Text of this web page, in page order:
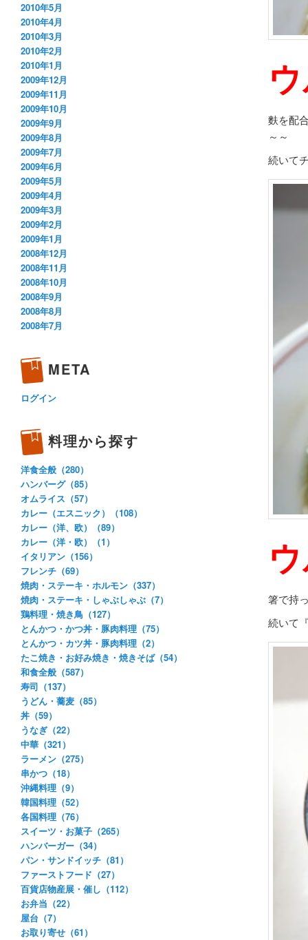
麩を配
～～
続いて
箸で持
続いて
2010年5月
2010年4月
2010年3月
2010年2月
2010年1月
2009年12月
2009年11月
2009年10月
2009年9月
2009年8月
2009年7月
2009年6月
2009年5月
2009年4月
2009年3月
2009年2月
2009年1月
2008年12月
2008年11月
2008年10月
2008年9月
2008年8月
2008年7月
META
ログイン
料理から探す
洋食全般（280）
ハンバーグ（85）
オムライス（57）
カレー（エスニック）（108）
カレー（洋、欧）（89）
カレー（洋・欧）（1）
イタリアン（156）
フレンチ（69）
焼肉・ステーキ・ホルモン（337）
焼肉・ステーキ・しゃぶしゃぶ（7）
鶏料理・焼き鳥（127）
とんかつ・かつ丼・豚肉料理（75）
とんかつ・カツ丼・豚肉料理（2）
たこ焼き・お好み焼き・焼きそば（54）
和食全般（587）
寿司（137）
うどん・蕎麦（85）
丼（59）
うなぎ（22）
中華（321）
ラーメン（275）
串かつ（18）
沖縄料理（9）
韓国料理（52）
各国料理（76）
スイーツ・お菓子（265）
ハンバーガー（34）
パン・サンドイッチ（81）
ファーストフード（27）
百貨店物産展・催し（112）
お弁当（22）
屋台（7）
お取り寄せ（61）